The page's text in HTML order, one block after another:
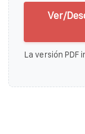
Ver/
La versión PDF